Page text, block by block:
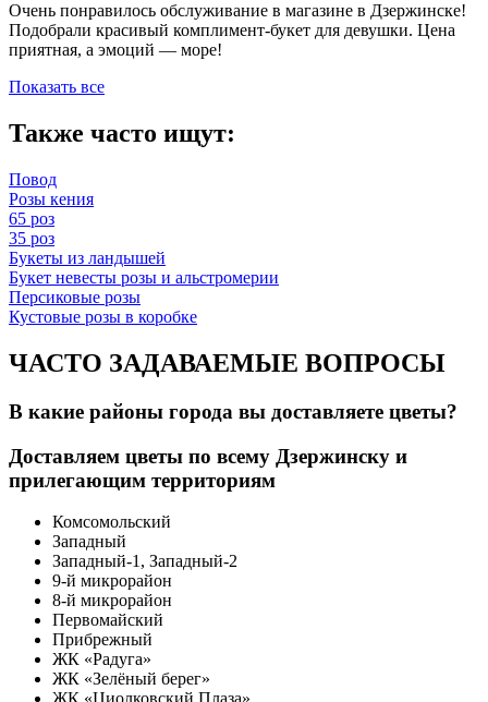
Очень понравилось обслуживание в магазине в Дзержинске!
Подобрали красивый комплимент-букет для девушки. Цена
приятная, а эмоций — море!
Показать все
Также часто ищут:
Повод
Розы кения
65 роз
35 роз
Букеты из ландышей
Букет невесты розы и альстромерии
Персиковые розы
Кустовые розы в коробке
ЧАСТО ЗАДАВАЕМЫЕ ВОПРОСЫ
В какие районы города вы доставляете цветы?
Доставляем цветы по всему Дзержинску и
прилегающим территориям
Комсомольский
Западный
Западный-1, Западный-2
9-й микрорайон
8-й микрорайон
Первомайский
Прибрежный
ЖК «Радуга»
ЖК «Зелёный берег»